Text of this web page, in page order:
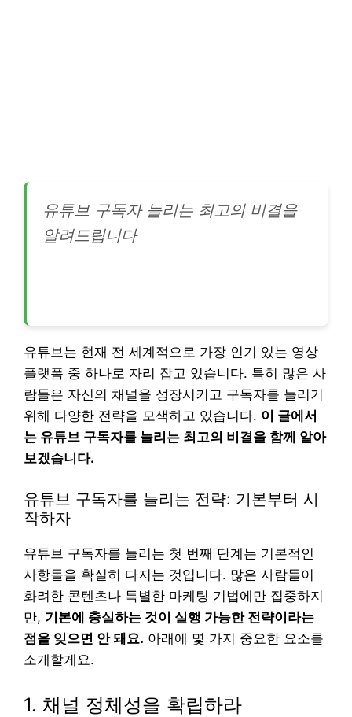
유튜브 구독자 늘리는 최고의 비결을
알려드립니다
유튜브는 현재 전 세계적으로 가장 인기 있는 영상
플랫폼 중 하나로 자리 잡고 있습니다. 특히 많은 사
람들은 자신의 채널을 성장시키고 구독자를 늘리기
위해 다양한 전략을 모색하고 있습니다. 이 글에서
는 유튜브 구독자를 늘리는 최고의 비결을 함께 알아
보겠습니다.
유튜브 구독자를 늘리는 전략: 기본부터 시
작하자
유튜브 구독자를 늘리는 첫 번째 단계는 기본적인
사항들을 확실히 다지는 것입니다. 많은 사람들이
화려한 콘텐츠나 특별한 마케팅 기법에만 집중하지
만, 기본에 충실하는 것이 실행 가능한 전략이라는
점을 잊으면 안 돼요. 아래에 몇 가지 중요한 요소를
소개할게요.
1. 채널 정체성을 확립하라